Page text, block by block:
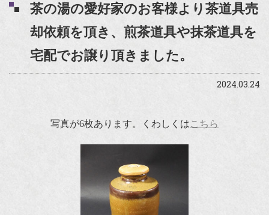
茶の湯の愛好家のお客様より茶道具売
却依頼を頂き、煎茶道具や抹茶道具を
宅配でお譲り頂きました。
2024.03.24
写真が6枚あります。くわしくはこちら